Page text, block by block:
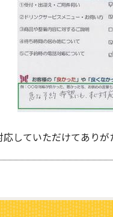
していただけてありが